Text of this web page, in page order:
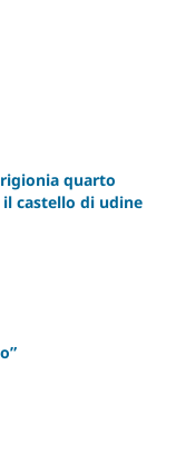
quarto
castello di udine